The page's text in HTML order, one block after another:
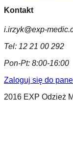
Kontakt
i.irzyk@exp-
Tel: 12 21 00 292
Pon-Pt: 8:00-16:00
Zaloguj się do
2016 EXP Odzież